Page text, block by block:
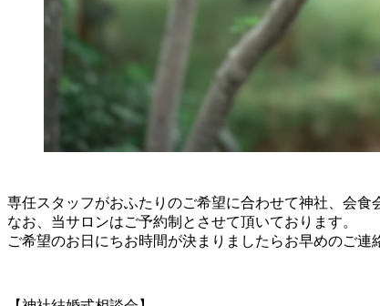
専任スタッフがおふたりのご希望に合わせて神社、会食
なお、当サロンはご予約制とさせて頂いております。
ご希望のお日にちお時間が決まりましたらお早めのご連